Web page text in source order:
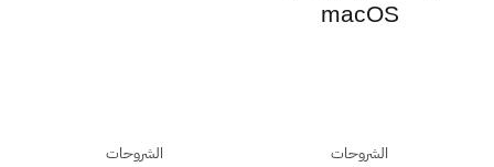
macOS
الشروحات الشروحات